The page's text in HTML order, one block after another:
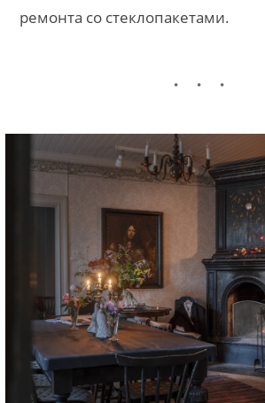
ремонта со стеклопакетами.